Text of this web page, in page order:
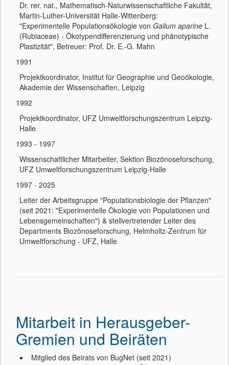
Dr. rer. nat., Mathematisch-Naturwissenschaftliche Fakultät,
Martin-Luther-Universität Halle-Wittenberg:
"Experimentelle Populationsökologie von Galium aparine L.
(Rubiaceae) - Ökotypendifferenzierung und phänotypische
Plastizität", Betreuer: Prof. Dr. E.-G. Mahn
1991
Projektkoordinator, Institut für Geographie und Geoökologie,
Akademie der Wissenschaften, Leipzig
1992
Projektkoordinator, UFZ Umweltforschungszentrum Leipzig-
Halle
1993 - 1997
Wissenschaftlicher Mitarbeiter, Sektion Biozönoseforschung,
UFZ Umweltforschungszentrum Leipzig-Halle
1997 - 2025
Leiter der Arbeitsgruppe "Populationsbiologie der Pflanzen"
(seit 2021: "Experimentelle Ökologie von Populationen und
Lebensgemeinschaften") & stellvertretender Leiter des
Departments Biozönoseforschung, Helmholtz-Zentrum für
Umweltforschung - UFZ, Halle
Mitarbeit in Herausgeber-
Gremien und Beiräten
Mitglied des Beirats von BugNet (seit 2021)